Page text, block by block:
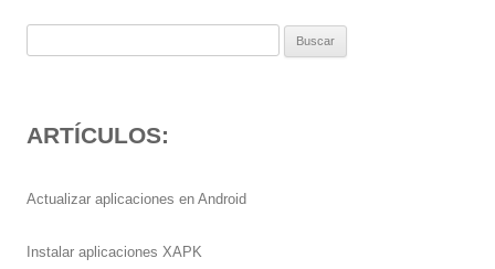
ARTÍCULOS:
Actualizar aplicaciones en Android
Instalar aplicaciones XAPK